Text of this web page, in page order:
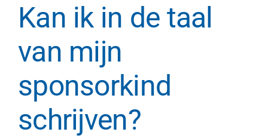
Kan ik in de taal
van mijn
sponsorkind
schrijven?